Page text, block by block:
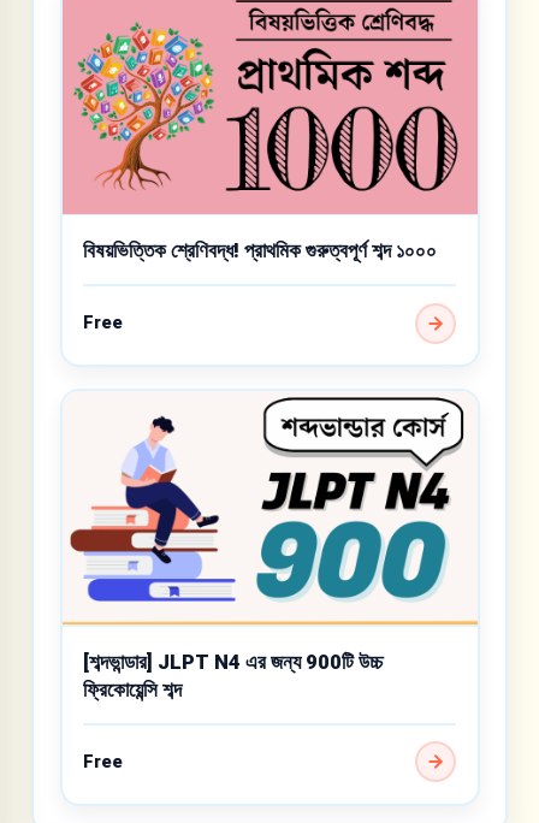
বিষয়ভিত্তিক শ্রেণিবদ্ধ! প্রাথমিক গুরুত্বপূর্ণ শব্দ ১০০০
Free
[শব্দভান্ডার] JLPT N4 এর জন্য 900টি উচ্চ
ফ্রিকোয়েন্সি শব্দ
Free